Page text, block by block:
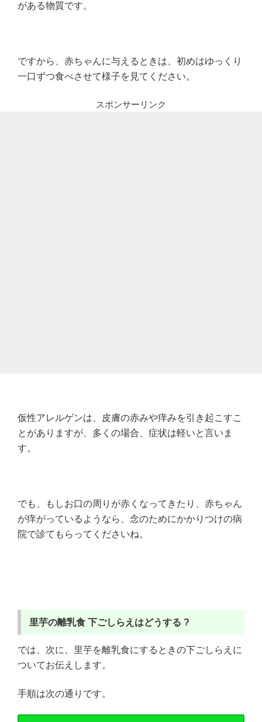
がある物質です。
ですから、赤ちゃんに与えるときは、初めはゆっくり
一口ずつ食べさせて様子を見てください。
スポンサーリンク
仮性アレルゲンは、皮膚の赤みや痒みを引き起こすこ
とがありますが、多くの場合、症状は軽いと言いま
す。
でも、もしお口の周りが赤くなってきたり、赤ちゃん
が痒がっているようなら、念のためにかかりつけの病
院で診てもらってくださいね。
里芋の離乳食 下ごしらえはどうする ?
では、次に、里芋を離乳食にするときの下ごしらえに
ついてお伝えします。
手順は次の通りです。